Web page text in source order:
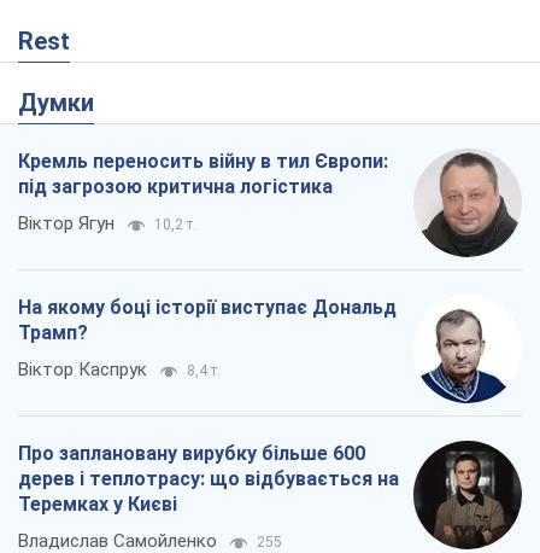
Rest
Думки
Кремль переносить війну в тил Європи:
під загрозою критична логістика
Віктор Ягун 10,2 т.
На якому боці історії виступає Дональд
Трамп?
Віктор Каспрук 8,4 т.
Про заплановану вирубку більше 600
дерев і теплотрасу: що відбувається на
Теремках у Києві
Владислав Самойленко 255